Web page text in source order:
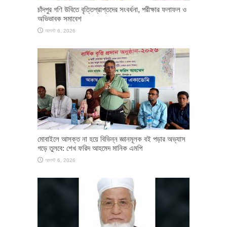
চাঁদপুর গণি উবিতে বৃত্তিপ্রাপ্তদের সংবর্ধনা, পরীক্ষার ফলাফল ও
অভিভাবক সমাবেশ
আগস্ট 6, 2026
মোবাইলে আসক্ত না হয়ে বিভিন্ন জ্ঞানমূলক বই পড়ার অভ্যাস
গড়ে তুলবে: শেখ ফরিদ আহমেদ মানিক এমপি
আগস্ট 6, 2026